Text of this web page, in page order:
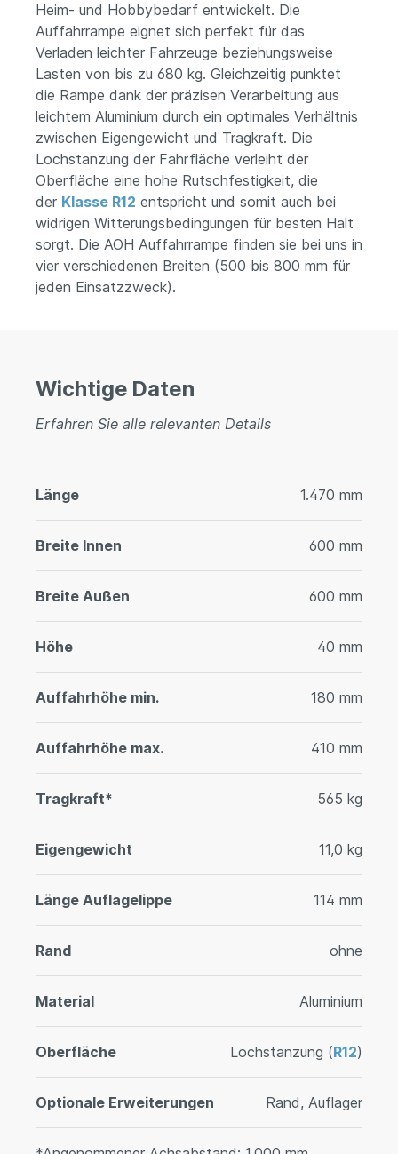
Heim- und Hobbybedarf entwickelt. Die
Auffahrrampe eignet sich perfekt für das
Verladen leichter Fahrzeuge beziehungsweise
Lasten von bis zu 680 kg. Gleichzeitig punktet
die Rampe dank der präzisen Verarbeitung aus
leichtem Aluminium durch ein optimales Verhältnis
zwischen Eigengewicht und Tragkraft. Die
Lochstanzung der Fahrfläche verleiht der
Oberfläche eine hohe Rutschfestigkeit, die
der Klasse R12 entspricht und somit auch bei
widrigen Witterungsbedingungen für besten Halt
sorgt. Die AOH Auffahrrampe finden sie bei uns in
vier verschiedenen Breiten (500 bis 800 mm für
jeden Einsatzzweck).
Wichtige Daten
Erfahren Sie alle relevanten Details
Länge 1.470 mm
Breite Innen 600 mm
Breite Außen 600 mm
Höhe 40 mm
Auffahrhöhe min. 180 mm
Auffahrhöhe max. 410 mm
Tragkraft* 565 kg
Eigengewicht 11,0 kg
Länge Auflagelippe 114 mm
Rand ohne
Material Aluminium
Oberfläche Lochstanzung (R12)
Optionale Erweiterungen Rand, Auflager